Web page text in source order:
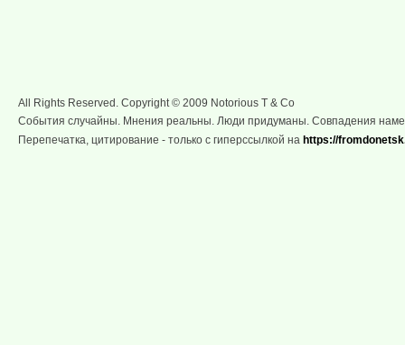
All Rights Reserved. Copyright © 2009 Notorious T & Co
События случайны. Мнения реальны. Люди придуманы. Совпадения
Перепечатка, цитирование - только с гиперссылкой на https://